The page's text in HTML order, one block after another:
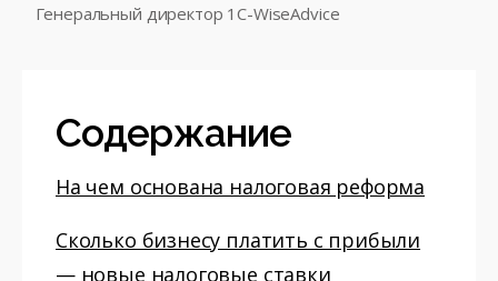
Генеральный директор 1С-WiseAdvice
Содержание
На чем основана налоговая реформа
Сколько бизнесу платить с прибыли
— новые налоговые ставки